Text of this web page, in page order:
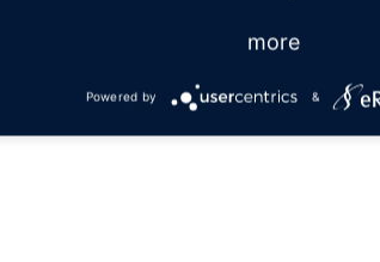
more
Powered by &